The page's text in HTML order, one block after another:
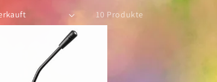
10 Produkte